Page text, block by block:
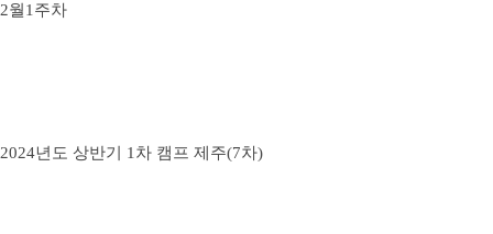
2월1주차
2024년도 상반기 1차 캠프 제주(7차)